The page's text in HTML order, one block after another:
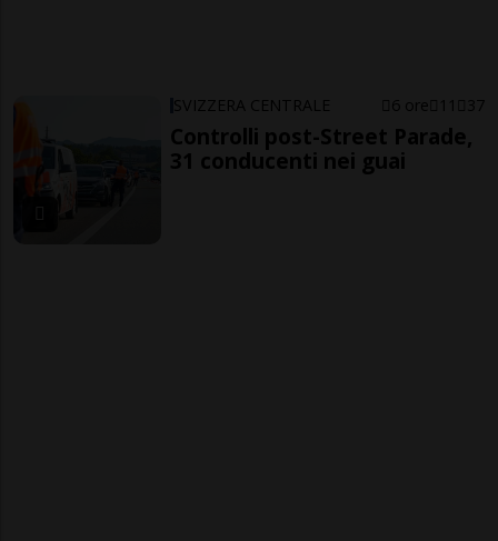
SVIZZERA CENTRALE 6 ore 11 37
Controlli post-Street Parade,
31 conducenti nei guai